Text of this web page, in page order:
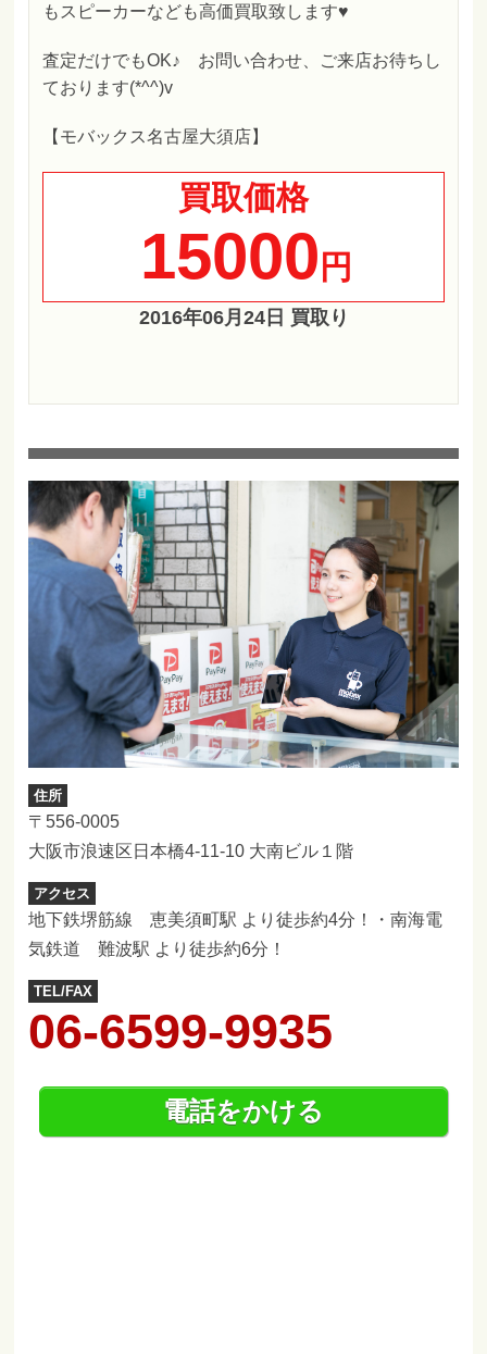
もスピーカーなども高価買取致します♥
査定だけでもOK♪ お問い合わせ、ご来店お待ちし
ております(*^^)v
【モバックス名古屋大須店】
買取価格
15000 円
2016年06月24日 買取り
住所
〒556-0005
大阪市浪速区日本橋4-11-10 大南ビル１階
アクセス
地下鉄堺筋線 恵美須町駅 より徒歩約4分！・南海電
気鉄道 難波駅 より徒歩約6分！
TEL/FAX
06-6599-9935
電話をかける